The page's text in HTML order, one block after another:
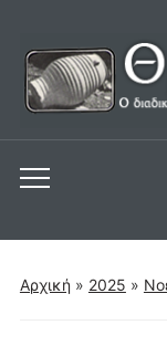
Εναλλαγή
μενού
για
Αρχική » 2025 »